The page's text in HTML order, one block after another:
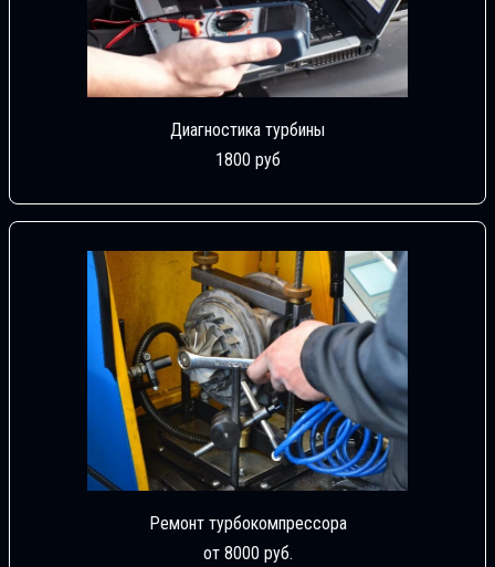
Диагностика турбины
1800 руб
Ремонт турбокомпрессора
от 8000 руб.